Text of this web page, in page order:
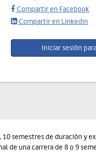
Compartir en Facebook
Compartir en Linkedin
semestres de duración y
de una carrera de 8 o 9